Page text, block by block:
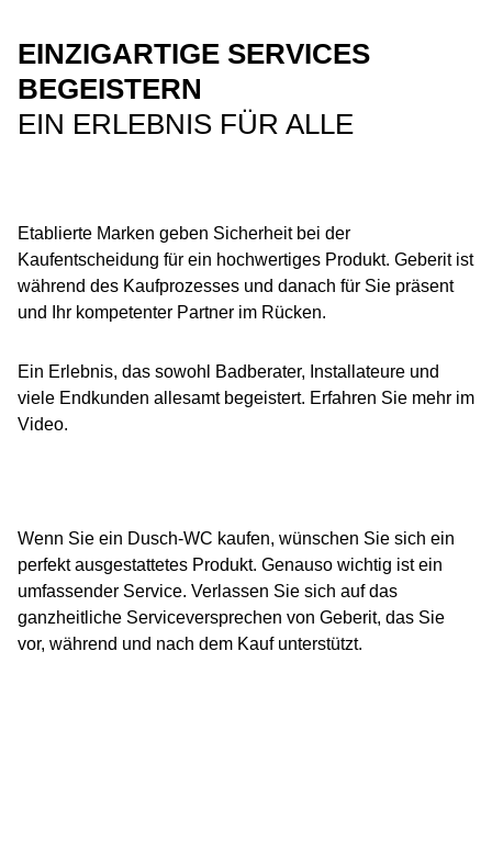
EINZIGARTIGE SERVICES
BEGEISTERN
EIN ERLEBNIS FÜR ALLE
Etablierte Marken geben Sicherheit bei der
Kaufentscheidung für ein hochwertiges Produkt. Geberit ist
während des Kaufprozesses und danach für Sie präsent
und Ihr kompetenter Partner im Rücken.
Ein Erlebnis, das sowohl Badberater, Installateure und
viele Endkunden allesamt begeistert. Erfahren Sie mehr im
Video.
Wenn Sie ein Dusch-WC kaufen, wünschen Sie sich ein
perfekt ausgestattetes Produkt. Genauso wichtig ist ein
umfassender Service. Verlassen Sie sich auf das
ganzheitliche Serviceversprechen von Geberit, das Sie
vor, während und nach dem Kauf unterstützt.